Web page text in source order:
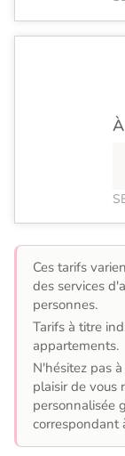
Ces tarifs
des services
personnes.
Tarifs à titre
appartements.
N'hésitez pas
plaisir de vous
personnalisée
correspondant